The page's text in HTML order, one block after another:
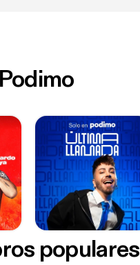
populares